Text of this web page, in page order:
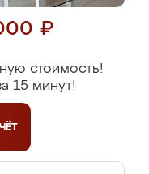
₽
стоимость!
15 минут!